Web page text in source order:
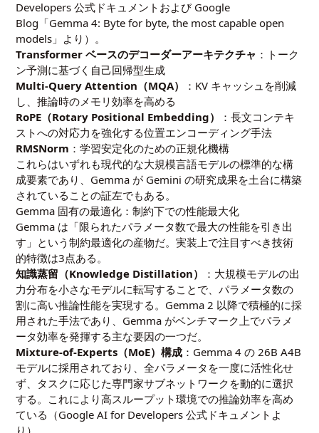
Developers 公式ドキュメントおよび Google
Blog「Gemma 4: Byte for byte, the most capable open
models」より）。
Transformer ベースのデコーダーアーキテクチャ ：トーク
ン予測に基づく自己回帰型生成
Multi-Query Attention（MQA）
：KV キャッシュを削減
し、推論時のメモリ効率を高める
RoPE（Rotary Positional Embedding）
：長文コンテキ
ストへの対応力を強化する位置エンコーディング手法
RMSNorm ：学習安定化のための正規化機構
これらはいずれも現代的な大規模言語モデルの標準的な構
成要素であり、Gemma が Gemini の研究成果を土台に構築
されていることの証左でもある。
Gemma 固有の最適化：制約下での性能最大化
Gemma は「限られたパラメータ数で最大の性能を引き出
す」という制約最適化の産物だ。実装上で注目すべき技術
的特徴は3点ある。
知識蒸留（Knowledge Distillation）
：大規模モデルの出
力分布を小さなモデルに転写することで、パラメータ数の
割に高い推論性能を実現する。Gemma 2 以降で積極的に採
用された手法であり、Gemma がベンチマーク上でパラメ
ータ効率を発揮する主な要因の一つだ。
Mixture-of-Experts（MoE）構成 ：Gemma 4 の 26B A4B
モデルに採用されており、全パラメータを一度に活性化せ
ず、タスクに応じた専門家サブネットワークを動的に選択
する。これにより高スループット環境での推論効率を高め
ている（Google AI for Developers 公式ドキュメントよ
り）。